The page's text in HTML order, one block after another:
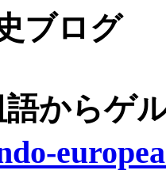
ブログ
語からゲ